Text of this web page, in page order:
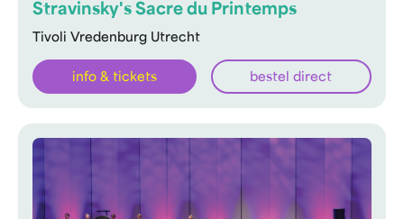
Tivoli Vredenburg Utrecht
Stravinsky's Sacre du Printemps
info & tickets bestel direct